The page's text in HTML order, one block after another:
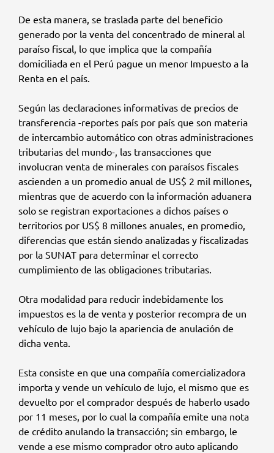
De esta manera, se traslada parte del beneficio
generado por la venta del concentrado de mineral al
paraíso fiscal, lo que implica que la compañía
domiciliada en el Perú pague un menor Impuesto a la
Renta en el país.
Según las declaraciones informativas de precios de
transferencia -reportes país por país que son materia
de intercambio automático con otras administraciones
tributarias del mundo-, las transacciones que
involucran venta de minerales con paraísos fiscales
ascienden a un promedio anual de US$ 2 mil millones,
mientras que de acuerdo con la información aduanera
solo se registran exportaciones a dichos países o
territorios por US$ 8 millones anuales, en promedio,
diferencias que están siendo analizadas y fiscalizadas
por la SUNAT para determinar el correcto
cumplimiento de las obligaciones tributarias.
Otra modalidad para reducir indebidamente los
impuestos es la de venta y posterior recompra de un
vehículo de lujo bajo la apariencia de anulación de
dicha venta.
Esta consiste en que una compañía comercializadora
importa y vende un vehículo de lujo, el mismo que es
devuelto por el comprador después de haberlo usado
por 11 meses, por lo cual la compañía emite una nota
de crédito anulando la transacción; sin embargo, le
vende a ese mismo comprador otro auto aplicando